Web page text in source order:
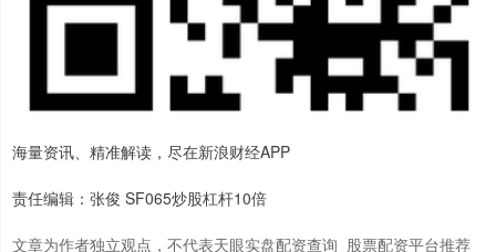
海量资讯、精准解读，尽在新浪财经APP
责任编辑：张俊 SF065炒股杠杆10倍
文章为作者独立观点，不代表天眼实盘配资查询_股票配资平台推荐